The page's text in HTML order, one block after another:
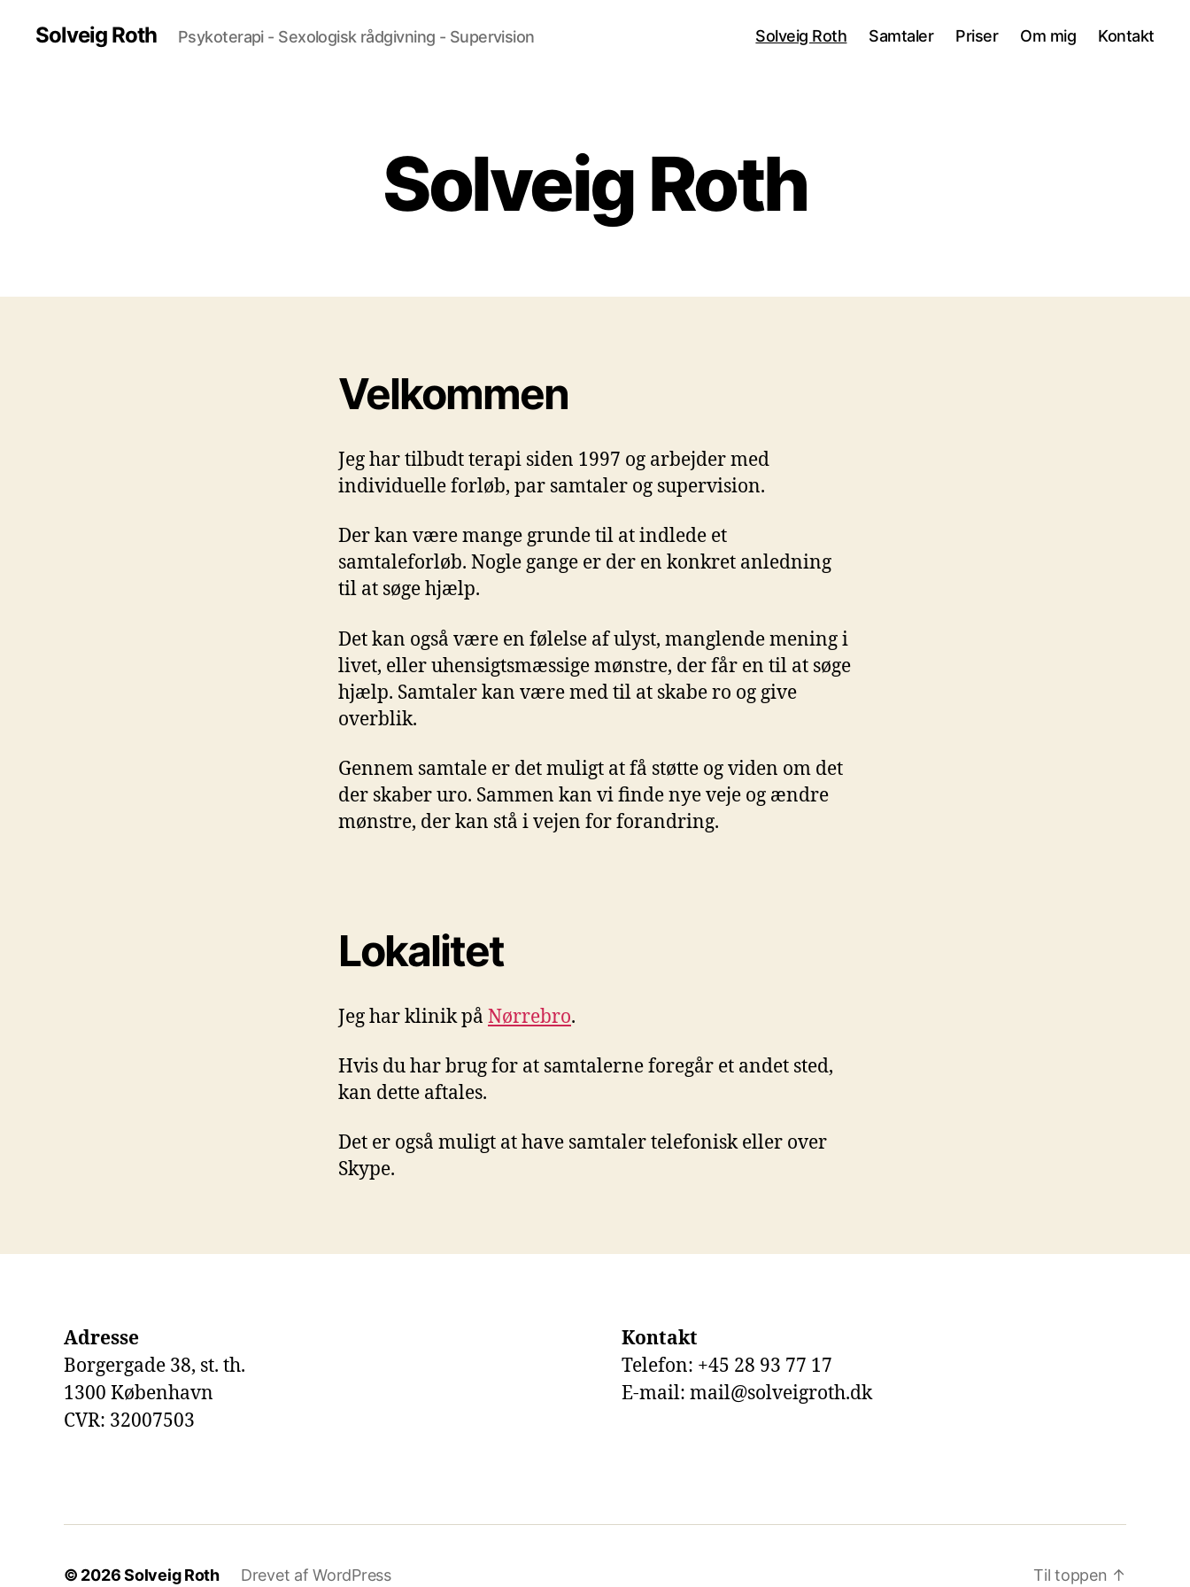
Solveig Roth Psykoterapi - Sexologisk rådgivning - Supervision Solveig Roth Samtaler Priser Om mig Kontakt
Solveig Roth
Velkommen
Jeg har tilbudt terapi siden 1997 og arbejder med
individuelle forløb, par samtaler og supervision.
Der kan være mange grunde til at indlede et
samtaleforløb. Nogle gange er der en konkret anledning
til at søge hjælp.
Det kan også være en følelse af ulyst, manglende mening i
livet, eller uhensigtsmæssige mønstre, der får en til at søge
hjælp. Samtaler kan være med til at skabe ro og give
overblik.
Gennem samtale er det muligt at få støtte og viden om det
der skaber uro. Sammen kan vi finde nye veje og ændre
mønstre, der kan stå i vejen for forandring.
Lokalitet
Jeg har klinik på Nørrebro.
Hvis du har brug for at samtalerne foregår et andet sted,
kan dette aftales.
Det er også muligt at have samtaler telefonisk eller over
Skype.
Adresse
Borgergade 38, st. th.
1300 København
CVR: 32007503
Kontakt
Telefon: +45 28 93 77 17
E-mail: mail@solveigroth.dk
© 2026Solveig Roth Drevet af WordPress Til toppen ↑